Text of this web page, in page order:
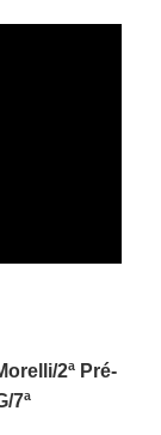
2ª Pré-
7ª